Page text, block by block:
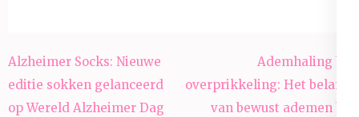
Bericht
navigatie
Alzheimer Socks: Nieuwe
editie sokken gelanceerd
op Wereld Alzheimer Dag
Ademhaling bij
overprikkeling: Het belang
van bewust ademen bij